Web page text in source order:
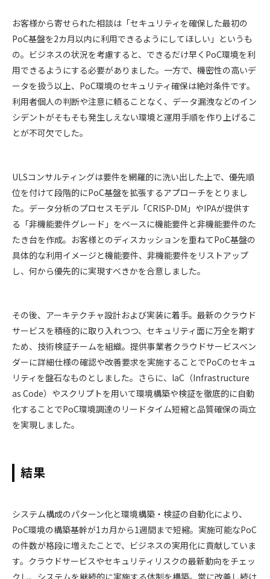
お客様から寄せられた相談は「セキュリティを確保した最初の
PoC基盤を2カ月以内に利用できるようにしてほしい」というも
の。ビジネスの状況を考慮すると、できるだけ早くPoC環境を利
用できるようにする必要がありました。一方で、機密性の高いデ
ータを扱う以上、PoC環境のセキュリティ確保は絶対条件です。
利用者個人の判断や注意に頼ることなく、データ漏洩などのイン
シデントがそもそも発生しえない環境と運用手順を作り上げるこ
とが不可欠でした。
ULSコンサルティングは要件を網羅的に洗い出した上で、優先順
位を付けて段階的にPoC基盤を拡張するアプローチをとりまし
た。データ分析のプロセスモデル「CRISP-DM」やIPAが提供す
る「非機能要件グレード」をベースに機能要件と非機能要件のた
たき台を作成。お客様とのディスカッションを重ねてPoC基盤の
具体的な利用イメージと機能要件、非機能要件をリストアップ
し、何から優先的に実現すべきかを合意しました。
その後、アーキテクチャ設計および実装に着手。最新のクラウド
サービスを積極的に取り入れつつ、セキュリティ面に万全を期す
ため、技術検証チームを組織。提供事業者クラウドサービスベン
ダーに詳細仕様の確認や改善要求を実施することでPoCのセキュ
リティを盤石なものとしました。さらに、IaC（Infrastructure
as Code）やスクリプトを用いて環境構築や検証を徹底的に自動
化することでPoC環境調達のリードタイム短縮と品質確保の両立
を実現しました。
結果
システム構成のパターン化と環境構築・検証の自動化により、
PoC環境の構築基幹が1カ月から1週間まで短縮。実施可能なPoC
の件数が格段に増えたことで、ビジネスの実用化に貢献していま
す。クラウドサービスやセキュリティリスクの最新動向をチェッ
クし、システムを継続的に実施する体制を構築。常に改善し続け